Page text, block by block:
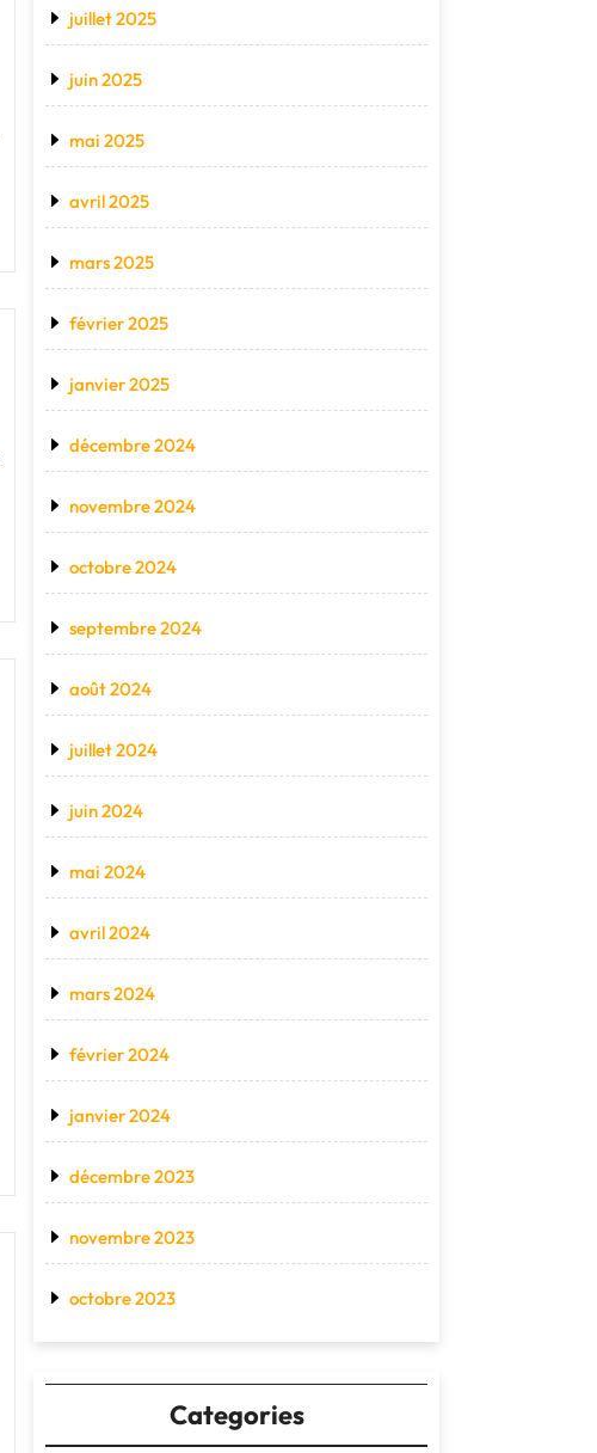
juillet 2025
juin 2025
mai 2025
avril 2025
mars 2025
février 2025
janvier 2025
décembre 2024
novembre 2024
octobre 2024
septembre 2024
août 2024
juillet 2024
juin 2024
mai 2024
avril 2024
mars 2024
février 2024
janvier 2024
décembre 2023
novembre 2023
octobre 2023
Categories